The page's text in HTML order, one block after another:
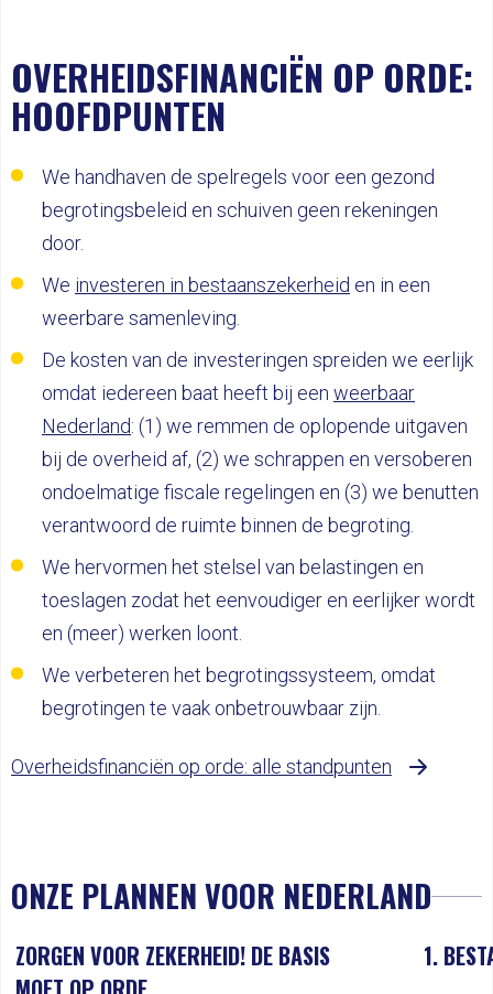
OVERHEIDSFINANCIËN OP ORDE:
HOOFDPUNTEN
We handhaven de spelregels voor een gezond
begrotingsbeleid en schuiven geen rekeningen
door.
We investeren in bestaanszekerheid en in een
weerbare samenleving.
De kosten van de investeringen spreiden we eerlijk
omdat iedereen baat heeft bij een weerbaar
Nederland: (1) we remmen de oplopende uitgaven
bij de overheid af, (2) we schrappen en versoberen
ondoelmatige fiscale regelingen en (3) we benutten
verantwoord de ruimte binnen de begroting.
We hervormen het stelsel van belastingen en
toeslagen zodat het eenvoudiger en eerlijker wordt
en (meer) werken loont.
We verbeteren het begrotingssysteem, omdat
begrotingen te vaak onbetrouwbaar zijn.
Overheidsfinanciën op orde: alle standpunten
ONZE PLANNEN VOOR NEDERLAND
ZORGEN VOOR ZEKERHEID! DE BASIS
1.